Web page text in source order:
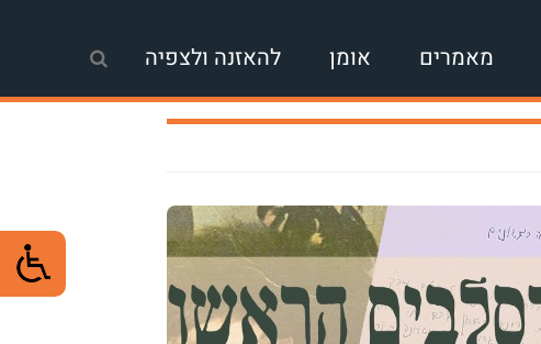
מאמרים אומן להאזנה ולצפיה